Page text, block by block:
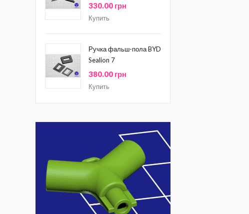
330.00 грн
Купить
Ручка фальш-пола BYD
Sealion 7
380.00 грн
Купить